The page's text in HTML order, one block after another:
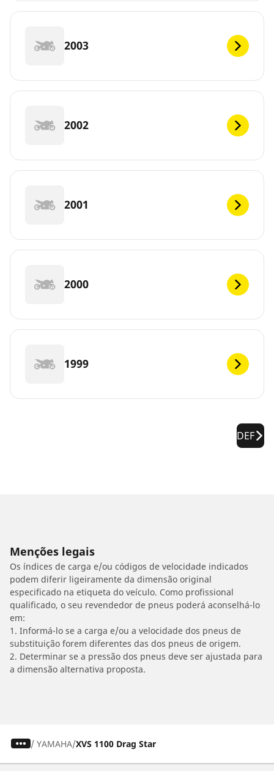
2003
2002
2001
2000
1999
DEF
Menções legais
Os índices de carga e/ou códigos de velocidade indicados
podem diferir ligeiramente da dimensão original
especificado na etiqueta do veículo. Como profissional
qualificado, o seu revendedor de pneus poderá aconselhá-lo
em:
1. Informá-lo se a carga e/ou a velocidade dos pneus de
substituição forem diferentes das dos pneus de origem.
2. Determinar se a pressão dos pneus deve ser ajustada para
a dimensão alternativa proposta.
/ YAMAHA XVS 1100 Drag Star